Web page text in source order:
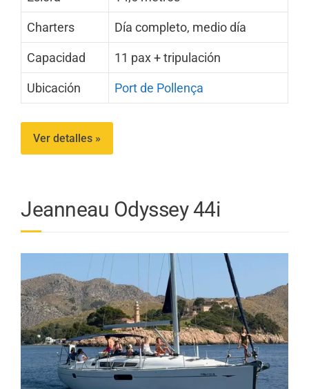
Charters Día completo, medio día
Capacidad 11 pax + tripulación
Ubicación Port de Pollença
Ver detalles »
Jeanneau Odyssey 44i